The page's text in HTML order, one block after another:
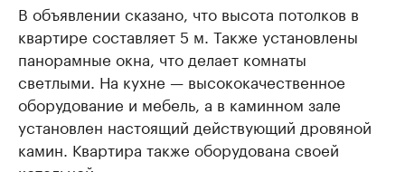
В объявлении сказано, что высота потолков в
квартире составляет 5 м. Также установлены
панорамные окна, что делает комнаты
светлыми. На кухне — высококачественное
оборудование и мебель, а в каминном зале
установлен настоящий действующий дровяной
камин. Квартира также оборудована своей